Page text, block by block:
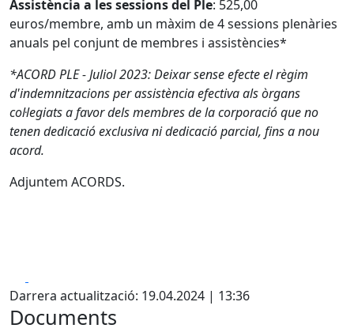
Assistència a les sessions del Ple: 525,00
euros/membre, amb un màxim de 4 sessions plenàries
anuals pel conjunt de membres i assistències*
*ACORD PLE - Juliol 2023: Deixar sense efecte el règim
d'indemnitzacions per assistència efectiva als òrgans
col·legiats a favor dels membres de la corporació que no
tenen dedicació exclusiva ni dedicació parcial, fins a nou
acord.
Adjuntem ACORDS.
Darrera actualització: 19.04.2024 | 13:36
Documents